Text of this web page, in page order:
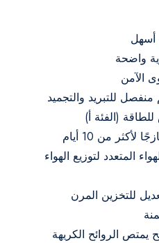
أسهل
الآمن
للتبريد والتجميد
(الفئة أ)
من 10 أيام
المتعدد لتوزيع الهواء
للتخزين المرن
يمتص الروائح الكريهة